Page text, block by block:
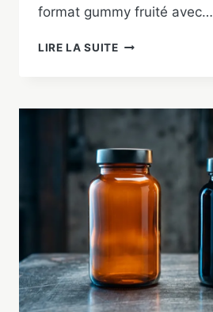
format gummy fruité avec…
LIRE LA SUITEPERFORMER
PLUS
GUMMIES
LEQUEL
CHOISIR